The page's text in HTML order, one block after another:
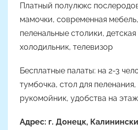
Платный полулюкс
мамочки, современная
пеленальные столики, детская
холодильник, телевизор
Бесплатные палаты: на 2-3
тумбочка, стол для
рукомойник, удобства на
Адрес: г. Донецк,